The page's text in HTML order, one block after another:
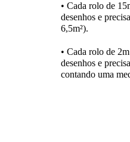
• Cada rolo de
desenhos e
6,5m²).
• Cada rolo de
desenhos e
contando uma